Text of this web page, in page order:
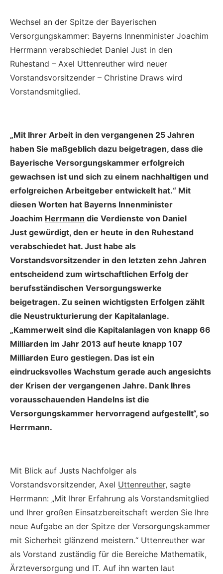
Wechsel an der Spitze der Bayerischen
Versorgungskammer: Bayerns Innenminister Joachim
Herrmann verabschiedet Daniel Just in den
Ruhestand – Axel Uttenreuther wird neuer
Vorstandsvorsitzender – Christine Draws wird
Vorstandsmitglied.
„Mit Ihrer Arbeit in den vergangenen 25 Jahren
haben Sie maßgeblich dazu beigetragen, dass die
Bayerische Versorgungskammer erfolgreich
gewachsen ist und sich zu einem nachhaltigen und
erfolgreichen Arbeitgeber entwickelt hat.“ Mit
diesen Worten hat Bayerns Innenminister
Joachim Herrmann die Verdienste von Daniel
Just gewürdigt, den er heute in den Ruhestand
verabschiedet hat. Just habe als
Vorstandsvorsitzender in den letzten zehn Jahren
entscheidend zum wirtschaftlichen Erfolg der
berufsständischen Versorgungswerke
beigetragen. Zu seinen wichtigsten Erfolgen zählt
die Neustrukturierung der Kapitalanlage.
„Kammerweit sind die Kapitalanlagen von knapp 66
Milliarden im Jahr 2013 auf heute knapp 107
Milliarden Euro gestiegen. Das ist ein
eindrucksvolles Wachstum gerade auch angesichts
der Krisen der vergangenen Jahre. Dank Ihres
vorausschauenden Handelns ist die
Versorgungskammer hervorragend aufgestellt“, so
Herrmann.
Mit Blick auf Justs Nachfolger als
Vorstandsvorsitzender, Axel Uttenreuther, sagte
Herrmann: „Mit Ihrer Erfahrung als Vorstandsmitglied
und Ihrer großen Einsatzbereitschaft werden Sie Ihre
neue Aufgabe an der Spitze der Versorgungskammer
mit Sicherheit glänzend meistern.“ Uttenreuther war
als Vorstand zuständig für die Bereiche Mathematik,
Ärzteversorgung und IT. Auf ihn warten laut